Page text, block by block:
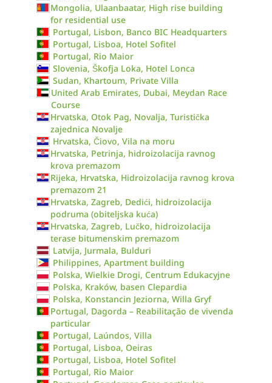
Mongolia, Ulaanbaatar, High rise building
for residential use
Portugal, Lisbon, Banco BIC Headquarters
Portugal, Lisboa, Hotel Sofitel
Portugal, Rio Maior
Slovenia, Škofja Loka, Hotel Lonca
Sudan, Khartoum, Private Villa
United Arab Emirates, Dubai, Meydan Race
Course
Hrvatska, Otok Pag, Novalja, Turistička
zajednica Novalje
Hrvatska, Čiovo, Vila na moru
Hrvatska, Petrinja, hidroizolacija ravnog
krova premazom
Rijeka, Hrvatska, Hidroizolacija ravnog krova
premazom 21
Hrvatska, Zagreb, Dedići, hidroizolacija
podruma (obiteljska kuća)
Hrvatska, Zagreb, Lučko, hidroizolacija
terase bitumenskim premazom
Latvija, Jurmala, Bulduri
Philippines, Apartment building
Polska, Wielkie Drogi, Centrum Edukacyjne
Polska, Kraków, basen Clepardia
Polska, Konstancin Jeziorna, Willa Gryf
Portugal, Dagorda – Reabilitação de vivenda
particular
Portugal, Laúndos, Villa
Portugal, Lisboa, Oeiras
Portugal, Lisboa, Hotel Sofitel
Portugal, Rio Maior